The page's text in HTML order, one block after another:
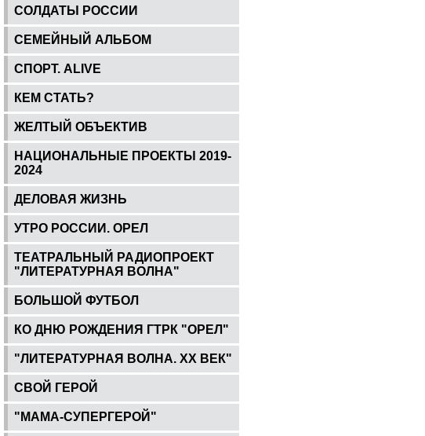
СОЛДАТЫ РОССИИ
СЕМЕЙНЫЙ АЛЬБОМ
СПОРТ. ALIVE
КЕМ СТАТЬ?
ЖЕЛТЫЙ ОБЪЕКТИВ
НАЦИОНАЛЬНЫЕ ПРОЕКТЫ 2019-
2024
ДЕЛОВАЯ ЖИЗНЬ
УТРО РОССИИ. ОРЕЛ
ТЕАТРАЛЬНЫЙ РАДИОПРОЕКТ
"ЛИТЕРАТУРНАЯ ВОЛНА"
БОЛЬШОЙ ФУТБОЛ
КО ДНЮ РОЖДЕНИЯ ГТРК "ОРЕЛ"
"ЛИТЕРАТУРНАЯ ВОЛНА. ХХ ВЕК"
СВОЙ ГЕРОЙ
"МАМА-СУПЕРГЕРОЙ"